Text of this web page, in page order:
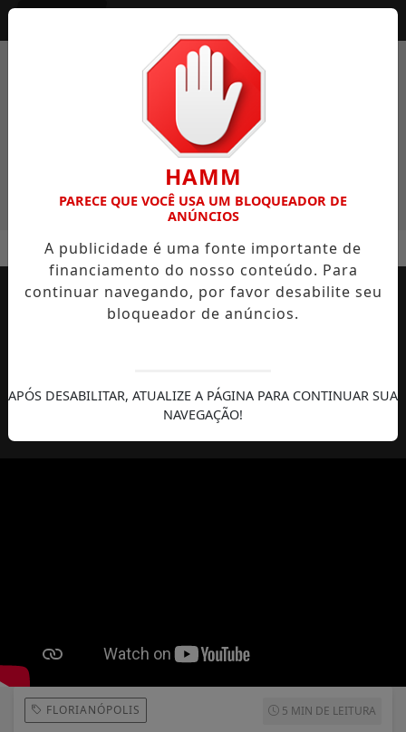
LAGUNA TERAPIA EXPERIMENTAL COM CÉLULAS-
EM ALTA
MENU
AUTOMOBILISMO
TEMPORADA DE
VERÃO
DIREITOS
FLORIANÓPOLIS 5 MIN DE LEITURA
HAMM
PARECE QUE VOCÊ USA UM BLOQUEADOR DE
ANÚNCIOS
A publicidade é uma fonte importante de
financiamento do nosso conteúdo. Para
continuar navegando, por favor desabilite seu
bloqueador de anúncios.
APÓS DESABILITAR, ATUALIZE A PÁGINA PARA CONTINUAR SUA
NAVEGAÇÃO!